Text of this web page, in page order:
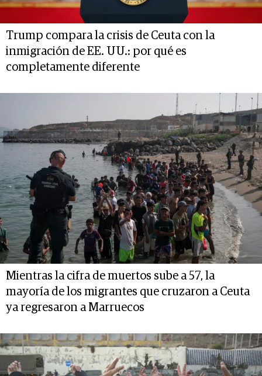
Trump compara la crisis de Ceuta con la
inmigración de EE. UU.: por qué es
completamente diferente
Mientras la cifra de muertos sube a 57, la
mayoría de los migrantes que cruzaron a Ceuta
ya regresaron a Marruecos